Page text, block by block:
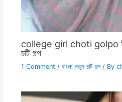
college girl choti golpo
চটি গল্প
1 Comment / বাংলা নতুন চটি গল্প/ By